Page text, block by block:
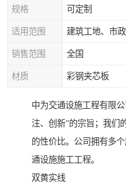
规格 可定制
适用范围 建筑工地、市
销售范围 全国
材质 彩钢夹芯板
中为交通设施工程有限
注、创新”的宗旨；我们
的性价比。公司拥有多
通设施施工工程。
双黄实线